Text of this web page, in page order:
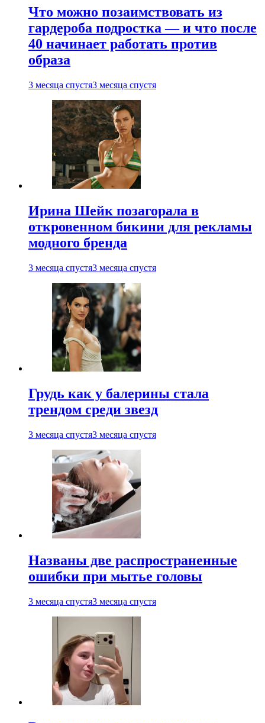
Что можно позаимствовать из
гардероба подростка — и что после
40 начинает работать против
образа
3 месяца спустя3 месяца спустя
Ирина Шейк позагорала в
откровенном бикини для рекламы
модного бренда
3 месяца спустя3 месяца спустя
Грудь как у балерины стала
трендом среди звезд
3 месяца спустя3 месяца спустя
Названы две распространенные
ошибки при мытье головы
3 месяца спустя3 месяца спустя